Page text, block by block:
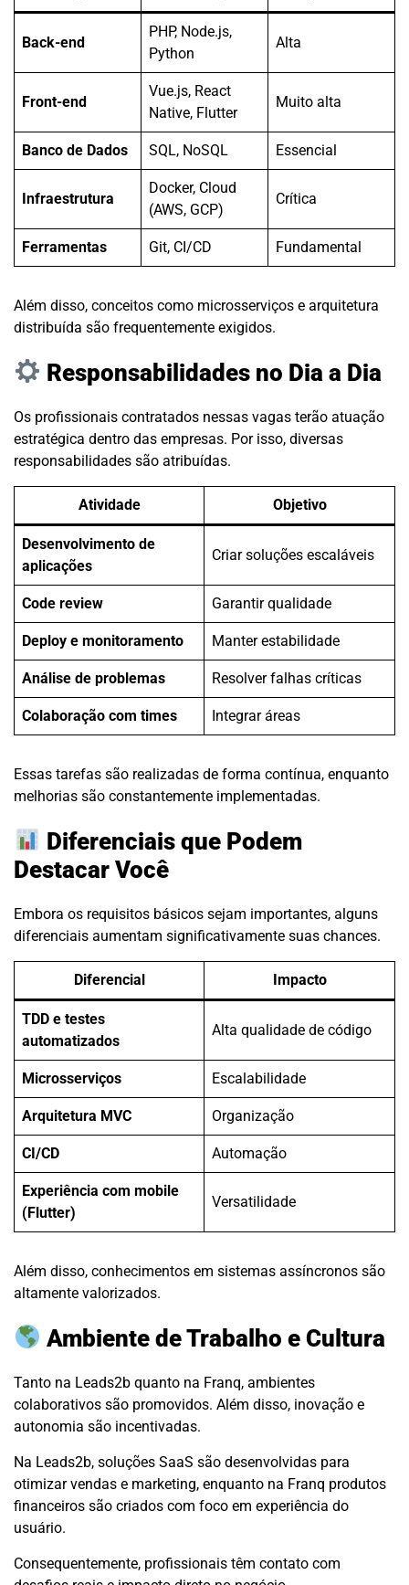
Back-end
PHP, Node.js,
Python
Alta
Front-end
Vue.js, React
Native, Flutter
Muito alta
Banco de Dados SQL, NoSQL Essencial
Infraestrutura
Docker, Cloud
(AWS, GCP)
Crítica
Ferramentas Git, CI/CD Fundamental
Além disso, conceitos como microsserviços e arquitetura
distribuída são frequentemente exigidos.
Responsabilidades no Dia a Dia
Os profissionais contratados nessas vagas terão atuação
estratégica dentro das empresas. Por isso, diversas
responsabilidades são atribuídas.
Atividade Objetivo
Desenvolvimento de
aplicações
Criar soluções escaláveis
Code review Garantir qualidade
Deploy e monitoramento Manter estabilidade
Análise de problemas Resolver falhas críticas
Colaboração com times Integrar áreas
Essas tarefas são realizadas de forma contínua, enquanto
melhorias são constantemente implementadas.
Diferenciais que Podem
Destacar Você
Embora os requisitos básicos sejam importantes, alguns
diferenciais aumentam significativamente suas chances.
Diferencial Impacto
TDD e testes
automatizados
Alta qualidade de código
Microsserviços Escalabilidade
Arquitetura MVC Organização
CI/CD Automação
Experiência com mobile
(Flutter)
Versatilidade
Além disso, conhecimentos em sistemas assíncronos são
altamente valorizados.
Ambiente de Trabalho e Cultura
Tanto na Leads2b quanto na Franq, ambientes
colaborativos são promovidos. Além disso, inovação e
autonomia são incentivadas.
Na Leads2b, soluções SaaS são desenvolvidas para
otimizar vendas e marketing, enquanto na Franq produtos
financeiros são criados com foco em experiência do
usuário.
Consequentemente, profissionais têm contato com